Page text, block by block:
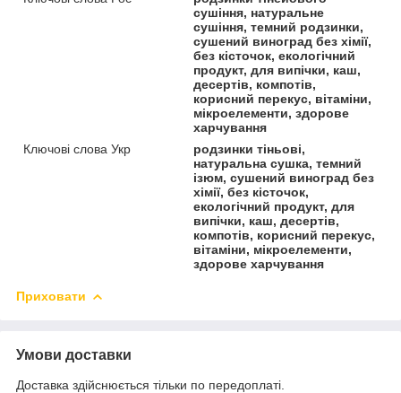
сушіння, натуральне
сушіння, темний родзинки,
сушений виноград без хімії,
без кісточок, екологічний
продукт, для випічки, каш,
десертів, компотів,
корисний перекус, вітаміни,
мікроелементи, здорове
харчування
Ключові слова Укр
родзинки тіньові,
натуральна сушка, темний
ізюм, сушений виноград без
хімії, без кісточок,
екологічний продукт, для
випічки, каш, десертів,
компотів, корисний перекус,
вітаміни, мікроелементи,
здорове харчування
Приховати
Умови доставки
Доставка здійснюється тільки по передоплаті.